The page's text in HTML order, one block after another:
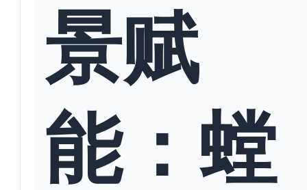
景赋
能：螳